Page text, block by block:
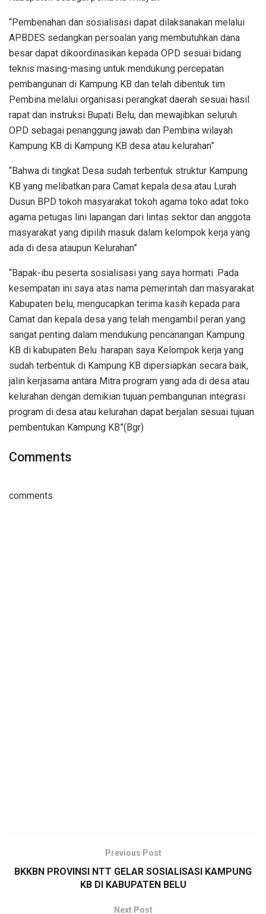
“Pembenahan dan sosialisasi dapat dilaksanakan melalui
APBDES sedangkan persoalan yang membutuhkan dana
besar dapat dikoordinasikan kepada OPD sesuai bidang
teknis masing-masing untuk mendukung percepatan
pembangunan di Kampung KB dan telah dibentuk tim
Pembina melalui organisasi perangkat daerah sesuai hasil
rapat dan instruksi Bupati Belu, dan mewajibkan seluruh
OPD sebagai penanggung jawab dan Pembina wilayah
Kampung KB di Kampung KB desa atau kelurahan”
“Bahwa di tingkat Desa sudah terbentuk struktur Kampung
KB yang melibatkan para Camat kepala desa atau Lurah
Dusun BPD tokoh masyarakat tokoh agama toko adat toko
agama petugas lini lapangan dari lintas sektor dan anggota
masyarakat yang dipilih masuk dalam kelompok kerja yang
ada di desa ataupun Kelurahan”
“Bapak-ibu peserta sosialisasi yang saya hormati .Pada
kesempatan ini saya atas nama pemerintah dan masyarakat
Kabupaten belu, mengucapkan terima kasih kepada para
Camat dan kepala desa yang telah mengambil peran yang
sangat penting dalam mendukung pencanangan Kampung
KB di kabupaten Belu .harapan saya Kelompok kerja yang
sudah terbentuk di Kampung KB dipersiapkan secara baik,
jalin kerjasama antara Mitra program yang ada di desa atau
kelurahan dengan demikian tujuan pembangunan integrasi
program di desa atau kelurahan dapat berjalan sesuai tujuan
pembentukan Kampung KB”(Bgr)
Comments
comments
Previous Post
BKKBN PROVINSI NTT GELAR SOSIALISASI KAMPUNG
KB DI KABUPATEN BELU
Next Post